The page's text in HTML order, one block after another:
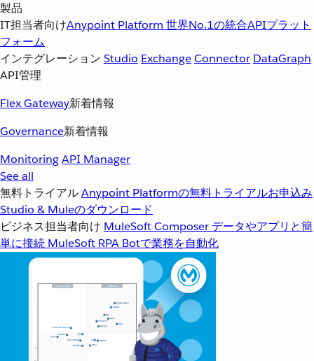
製品
IT担当者向けAnypoint Platform 世界No.1の統合APIプラット
フォーム
インテグレーション Studio ExchangeConnector DataGraph
API管理
Flex Gateway新着情報
Governance新着情報
MonitoringAPI Manager
See all
無料トライアルAnypoint Platformの無料トライアルお申込み
Studio & Muleのダウンロード
ビジネス担当者向け MuleSoft Composer データやアプリと簡
単に接続 MuleSoft RPA Botで業務を自動化